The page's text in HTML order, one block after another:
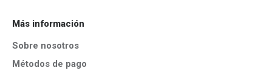
Más información
Sobre nosotros
Métodos de pago